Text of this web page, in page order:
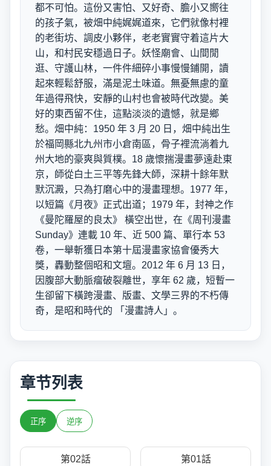
都不可怕。這份又害怕、又好奇、膽小又嚮往
的孩子氣，被畑中純娓娓道來，它們就像村裡
的老街坊、調皮小夥伴，老老實實守着這片大
山，和村民安穩過日子。妖怪廟會、山間閒
逛、守護山林，一件件細碎小事慢慢鋪開，讀
起來輕鬆舒服，滿是泥土味道。無憂無慮的童
年過得飛快，安靜的山村也會被時代改變。美
好的東西留不住，這點淡淡的遺憾，就是鄉
愁。畑中純：1950 年 3 月 20 日，畑中純出生
於福岡縣北九州市小倉南區，骨子裡流淌着九
州大地的豪爽與質樸。18 歲懷揣漫畫夢遠赴東
京，師從白土三平等先鋒大師，深耕十餘年默
默沉澱，只為打磨心中的漫畫理想。1977 年，
以短篇《月夜》正式出道；1979 年，封神之作
《曼陀羅屋的良太》 橫空出世，在《周刊漫畫
Sunday》連載 10 年、近 500 篇、單行本 53
卷，一舉斬獲日本第十屆漫畫家協會優秀大
獎，轟動整個昭和文壇。2012 年 6 月 13 日，
因腹部大動脈瘤破裂離世，享年 62 歲，短暫一
生卻留下橫跨漫畫、版畫、文學三界的不朽傳
奇，是昭和時代的 「漫畫詩人」。
章节列表
正序 逆序
第02話 第01話